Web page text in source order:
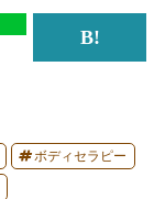
ボディセラピー